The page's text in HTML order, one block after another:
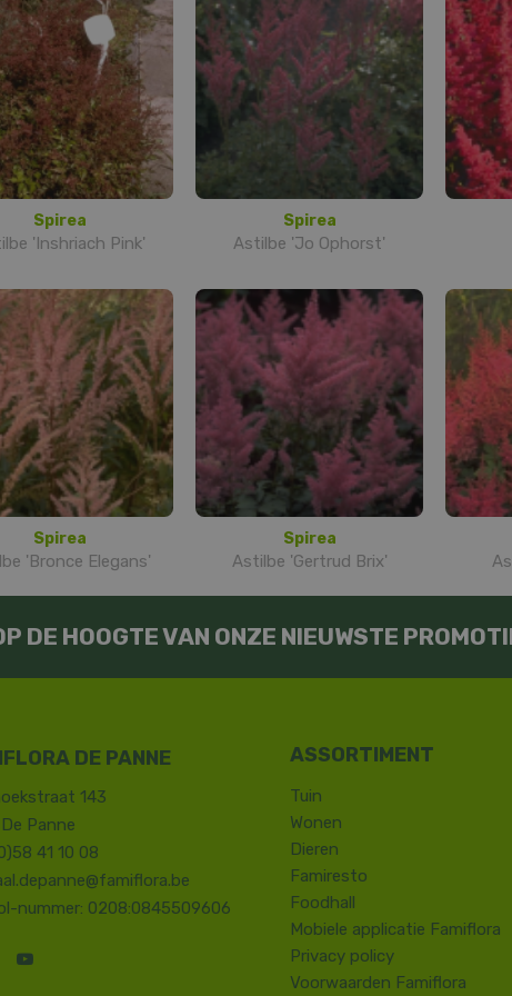
Spirea
'Inshriach Pink'
Spirea
Astilbe 'Jo Ophorst'
Spirea
'Bronce Elegans'
Spirea
Astilbe 'Gertrud Brix'
DE HOOGTE VAN ONZE NIEUWSTE
DE PANNE
143
Panne
41 10 08
nummer: 0208:0845509606
Tuin
Wonen
Dieren
Famiresto
Foodhall
Mobiele applicatie Famiflora
Privacy policy
Voorwaarden Famiflora